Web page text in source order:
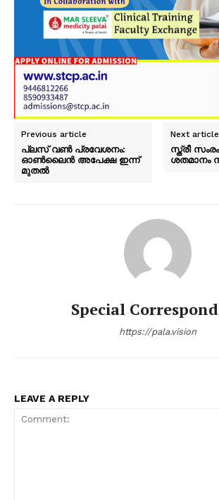
Previous article
പ്ലസ് വൺ പ്രവേശനം:
ഓൺലൈൻ അപേക്ഷ ഇന്ന്
മുതൽ
Next article
സ്ത്രീ
ശതമാനം
Special
https://pala.vision
LEAVE A REPLY